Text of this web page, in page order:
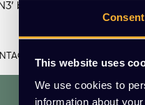
Consent
This website uses
We use cookies to
information about
bank en de ‘Catch